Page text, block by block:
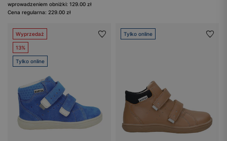
wprowadzeniem obniżki: 129.00 zł
Cena regularna: 229.00 zł
Wyprzedaż
13%
Tylko online
Tylko online